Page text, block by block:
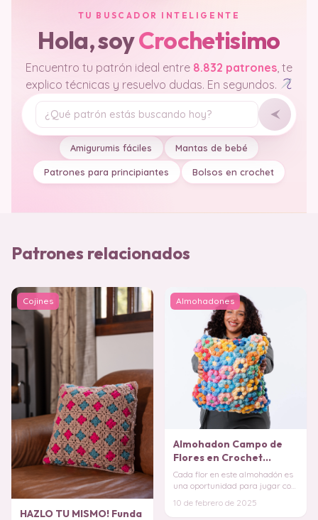
TU BUSCADOR INTELIGENTE
Hola, soyCrochetisimo
Encuentro tu patrón ideal entre 8.832 patrones , te
explico técnicas y resuelvo dudas. En segundos.
Tu pregunta
Amigurumis fáciles Mantas de bebé
Patrones para principiantes Bolsos en crochet
Patrones relacionados
Cojines
HAZLO TU MISMO! Funda
Almohadones
Almohadon Campo de
Flores en Crochet
PATRON GRATIS
Cada flor en este almohadón es
una oportunidad para jugar con
crear un di
10 de febrero de 2025